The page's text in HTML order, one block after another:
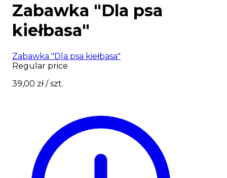
Zabawka "Dla psa
kiełbasa"
Zabawka "Dla psa kiełbasa"
Regular price
39,00 zł/ szt.